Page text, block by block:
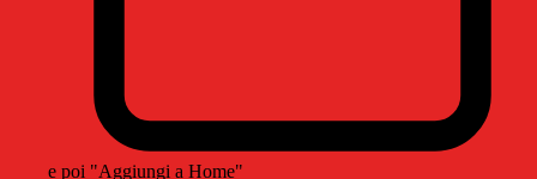
e poi "Aggiungi a Home"